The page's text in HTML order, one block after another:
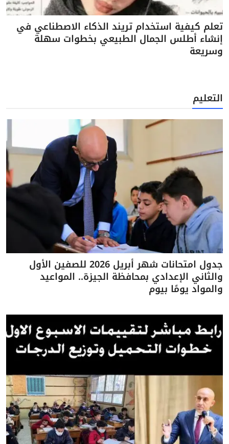
تعلم كيفية استخدام تريند الذكاء الاصطناعي في
إنشاء أطلس الجمال الطبيعي بخطوات سهلة
وسريعة
التعليم
جدول امتحانات شهر أبريل 2026 للصفين الأول
والثاني الإعدادي بمحافظة الجيزة.. المواعيد
والمواد يومًا بيوم